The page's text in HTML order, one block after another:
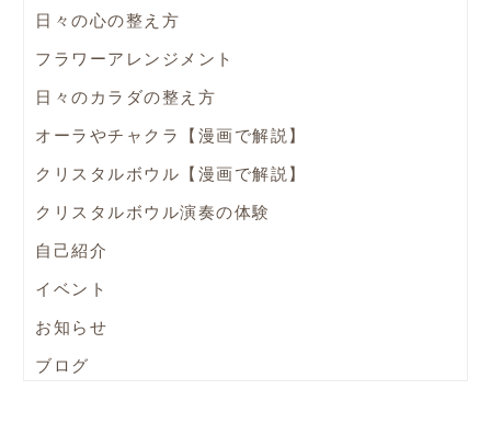
日々の心の整え方
フラワーアレンジメント
日々のカラダの整え方
オーラやチャクラ【漫画で解説】
クリスタルボウル【漫画で解説】
クリスタルボウル演奏の体験
自己紹介
イベント
お知らせ
ブログ